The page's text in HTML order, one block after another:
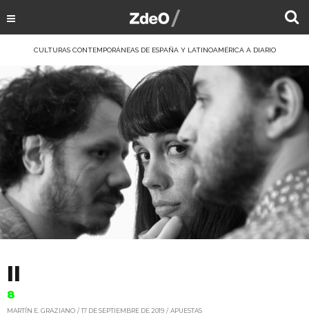
CULTURAS CONTEMPORÁNEAS DE ESPAÑA Y LATINOAMÉRICA A DIARIO
II
8
MARTÍN E. GRAZIANO 17 DE SEPTIEMBRE DE 2019 APUESTAS